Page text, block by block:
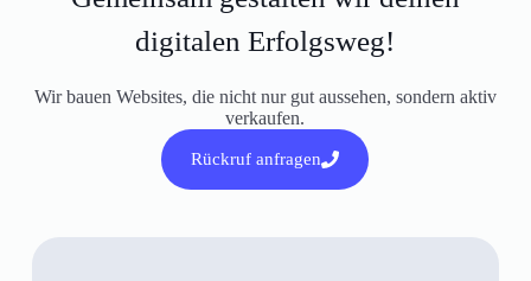
digitalen Erfolgsweg!
Wir bauen Websites, die nicht nur gut aussehen, sondern aktiv
verkaufen.
Rückruf anfragen